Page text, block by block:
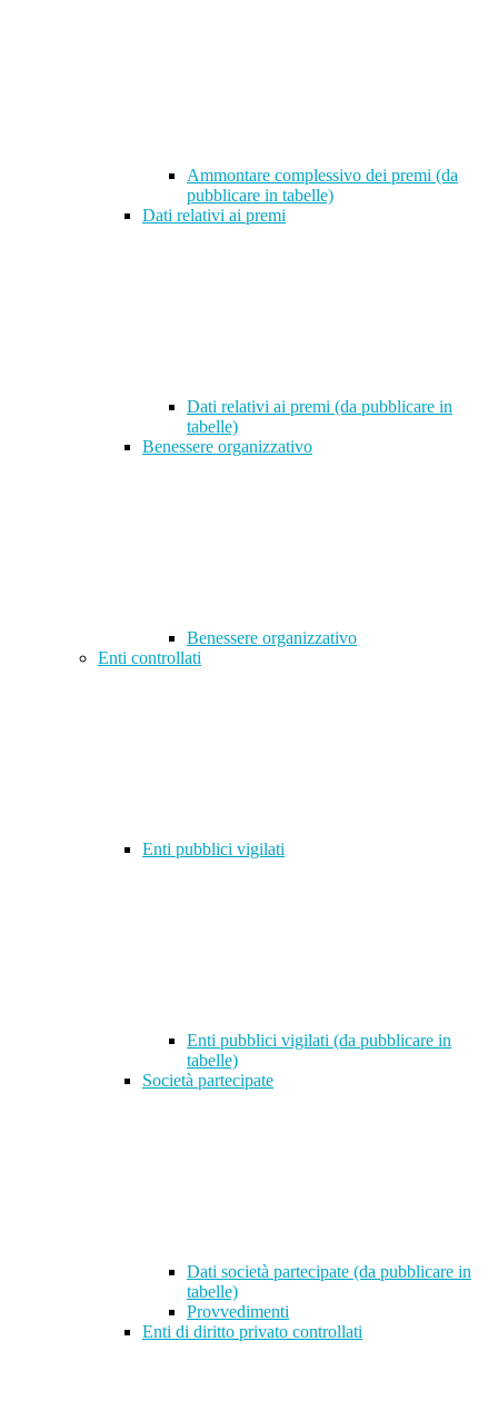
Ammontare complessivo dei premi (da
pubblicare in tabelle)
Dati relativi ai premi
Dati relativi ai premi (da pubblicare in
tabelle)
Benessere organizzativo
Benessere organizzativo
Enti controllati
Enti pubblici vigilati
Enti pubblici vigilati (da pubblicare in
tabelle)
Società partecipate
Dati società partecipate (da pubblicare in
tabelle)
Provvedimenti
Enti di diritto privato controllati